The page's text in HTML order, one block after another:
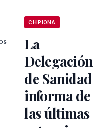
CHIPIONA
La
Delegación
de Sanidad
informa de
las últimas